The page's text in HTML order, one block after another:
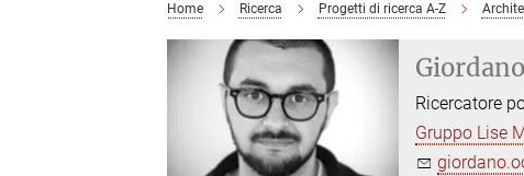
Home Ricerca Progetti di ricerca A-Z
Ricercatore
Gruppo Lise